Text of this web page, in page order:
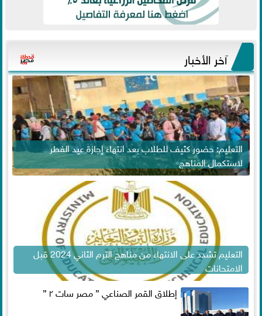
آخر الأخبار
التعليم: حضور كثيف للطلاب بعد انتهاء إجازة عيد الفطر
لاستكمال المناهج
التعليم تشدد على الانتهاء من مناهج الترم الثاني 2024 قبل
الامتحانات
إطلاق القمر الصناعي ” مصر سات ٢ ”